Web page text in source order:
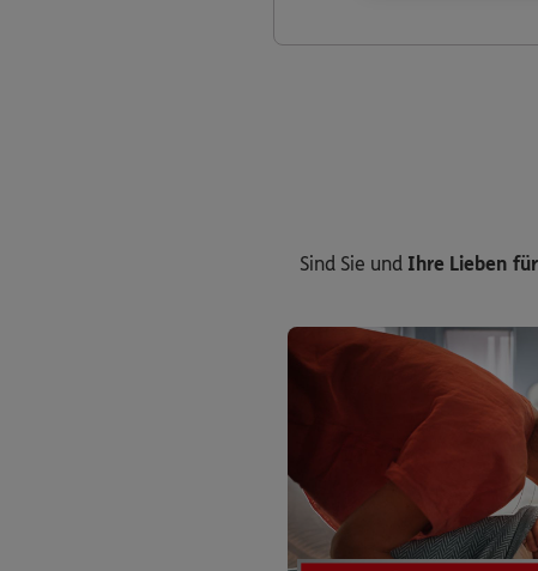
Sind Sie und Ihre Lieben